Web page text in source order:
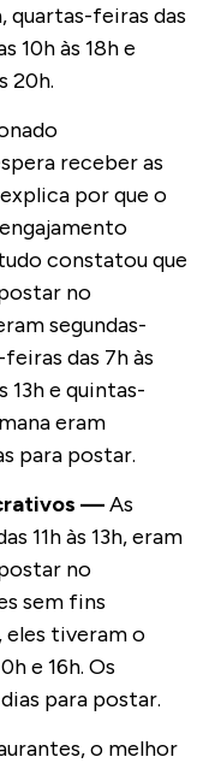
quartas-feiras das
10h às 18h e
20h.
receber as
por que o
constatou que
no
segundas-
das 7h às
13h e quintas-
eram
para postar.
—As
11h às 13h, eram
no
sem fins
eles tiveram o
e 16h. Os
para postar.
o melhor